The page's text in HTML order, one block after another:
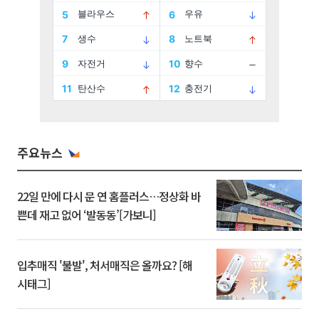
주요뉴스
22일 만에 다시 문 연 홈플러스…정상화 바
쁜데 재고 없어 ‘발동동’[가보니]
입추매직 '불발', 처서매직은 올까요? [해
시태그]